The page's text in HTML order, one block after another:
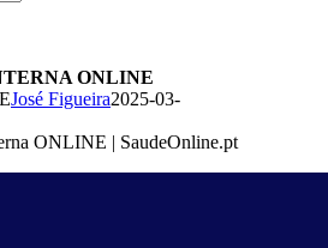
ONLINE
José Figueira2025-03-